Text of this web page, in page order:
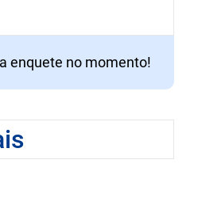
enquete no momento!